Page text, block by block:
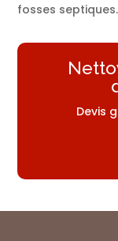
fosses septiques.
Devis